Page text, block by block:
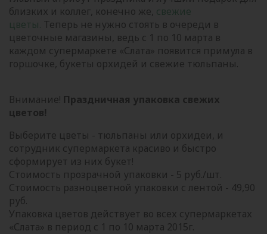
близких и коллег, конечно же, свежие
цветы. Теперь не нужно стоять в очереди в
цветочные магазины, ведь с 1 по 10 марта в
каждом супермаркете «Слата» появится примула в
горшочке, букеты орхидей и свежие тюльпаны.
Внимание! Праздничная упаковка свежих
цветов!
Выберите цветы - тюльпаны или орхидеи, и
сотрудник супермаркета красиво и быстро
сформирует из них букет!
Стоимость прозрачной упаковки - 5 руб./шт.
Стоимость разноцветной упаковки с лентой - 49,90
руб.
Упаковка цветов действует во всех супермаркетах
«Слата» в период с 1 по 10 марта 2015г.